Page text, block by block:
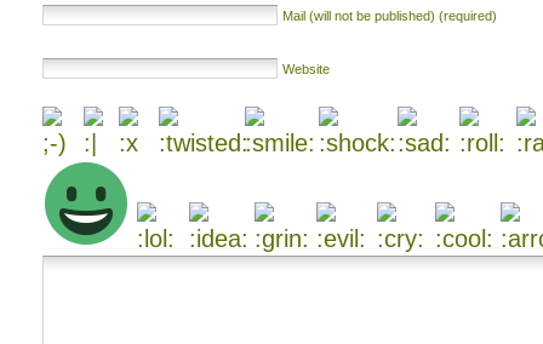
Mail (will not be published) (required)
Website